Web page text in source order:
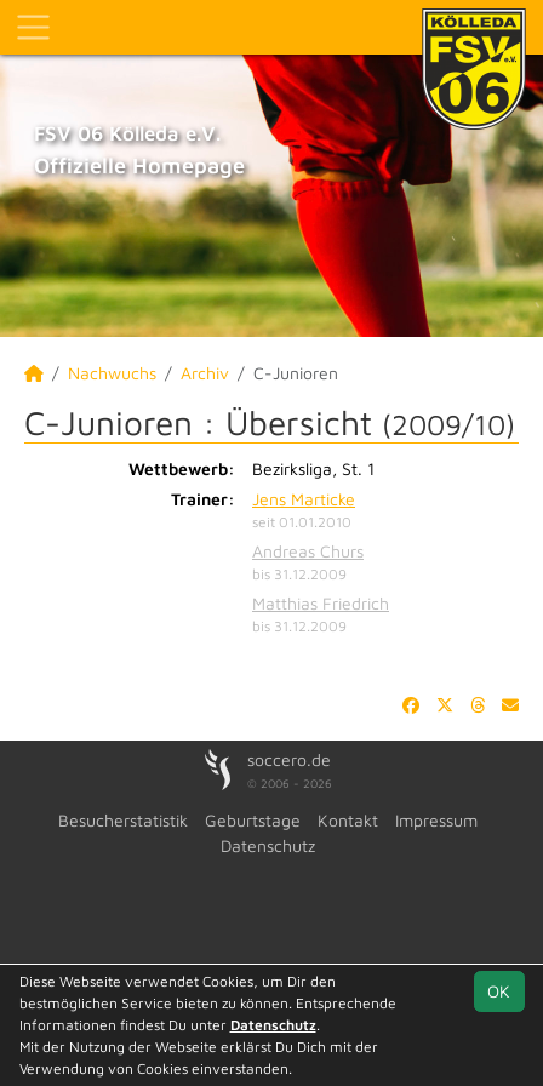
FSV 06 Kölleda e.V.
Offizielle Homepage
Nachwuchs Archiv C-Junioren
Team Bezirksliga, St. 1
C-Junioren : Übersicht (2009/10)
Wettbewerb:
Bezirksliga, St. 1
Trainer:
Jens Marticke
seit 01.01.2010
Andreas Churs
bis 31.12.2009
Matthias Friedrich
bis 31.12.2009
soccero.de
© 2006 - 2026
Besucherstatistik Geburtstage Kontakt
Impressum
Datenschutz
OK
Diese Webseite verwendet Cookies, um Dir den
bestmöglichen Service bieten zu können. Entsprechende
Informationen findest Du unter Datenschutz.
Mit der Nutzung der Webseite erklärst Du Dich mit der
Verwendung von Cookies einverstanden.